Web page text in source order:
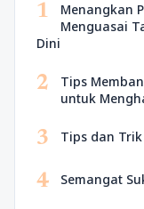
1
Menangkan
Menguasai
Dini
2
Tips
untuk
3 Tips dan
4 Semangat